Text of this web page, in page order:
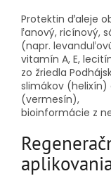
Protektin ďaleje
ľanový, ricínový,
(napr.
vitamín A, E,
zo žriedla
slimákov (helixín)
(vermesín),
bioinformácie z